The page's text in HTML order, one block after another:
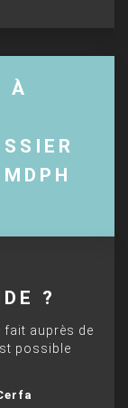
À
?
fait auprès de
possible